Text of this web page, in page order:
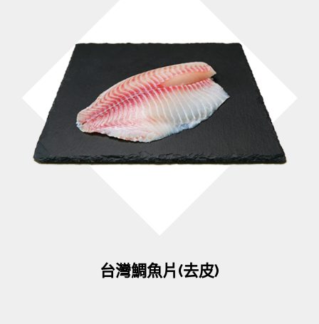
台灣鯛魚片(去皮)